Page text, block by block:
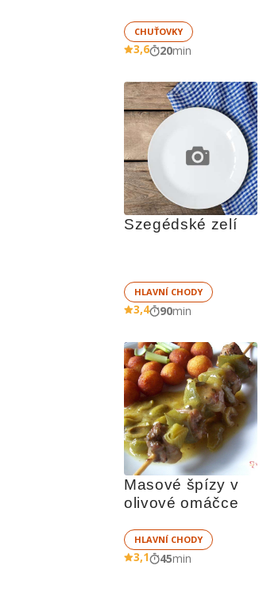
CHUŤOVKY
3,6 20min
Szegédské zelí
HLAVNÍ CHODY
3,4 90min
Masové špízy v
olivové omáčce
HLAVNÍ CHODY
3,1 45min